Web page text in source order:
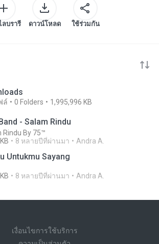
ลบรารี ดาวน์โหลด ใช้ร่วมกัน
ล์ 0 Folders 1,995,996 KB
- Salam Rindu
Rindu By 75™
8 หลายปีที่ผ่านมา Andra A.
Untukmu Sayang
8 หลายปีที่ผ่านมา Andra A.
เงื่อนไขการใช้บริการ